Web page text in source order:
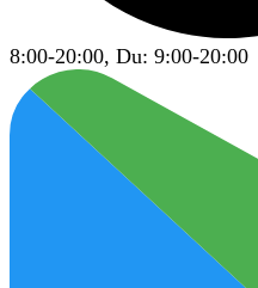
8:00-20:00, Du: 9:00-20:00